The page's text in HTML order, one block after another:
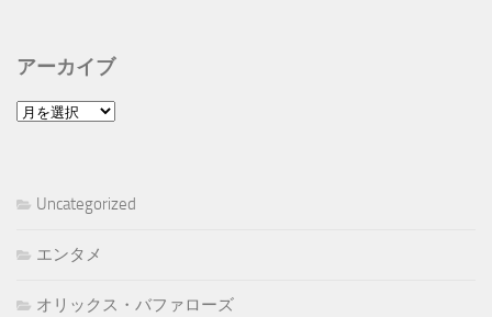
アーカイブ
ア
ブ
Uncategorized
エンタメ
オリックス・バファローズ